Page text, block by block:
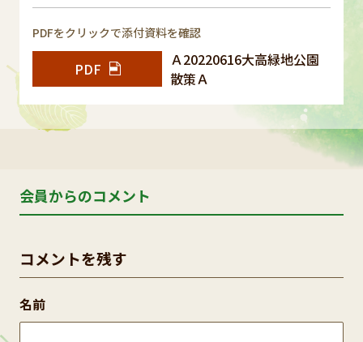
PDFをクリックで添付資料を確認
PDF
Ａ20220616大高緑地公園
散策Ａ
会員からのコメント
コメントを残す
名前